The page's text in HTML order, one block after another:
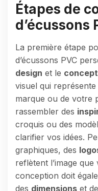
Étapes de
d’écussons
La première étape
d’écussons PVC
design et le concept
visuel qui représente
marque ou de votre
rassembler des
croquis ou des
clarifier vos idées.
graphiques, des
reflètent l’image
conception doit
des dimensions et